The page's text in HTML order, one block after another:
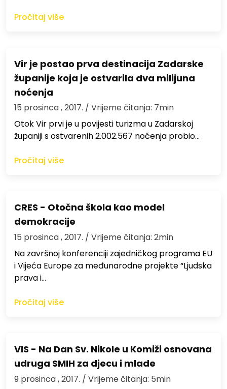
Pročitaj više
Vir je postao prva destinacija Zadarske
županije koja je ostvarila dva milijuna
noćenja
15 prosinca , 2017. / Vrijeme čitanja: 7min
Otok Vir prvi je u povijesti turizma u Zadarskoj
županiji s ostvarenih 2.002.567 noćenja probio…
Pročitaj više
CRES - Otočna škola kao model
demokracije
15 prosinca , 2017. / Vrijeme čitanja: 2min
Na završnoj konferenciji zajedničkog programa EU
i Vijeća Europe za međunarodne projekte “Ljudska
prava i…
Pročitaj više
VIS - Na Dan Sv. Nikole u Komiži osnovana
udruga SMIH za djecu i mlade
9 prosinca , 2017. / Vrijeme čitanja: 5min